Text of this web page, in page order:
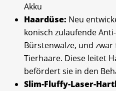
Akku
Haardüse: Neu
konisch zulaufende
Bürstenwalze, und
Tierhaare. Diese leitet
befördert sie in den
Slim-Fluffy-Laser-